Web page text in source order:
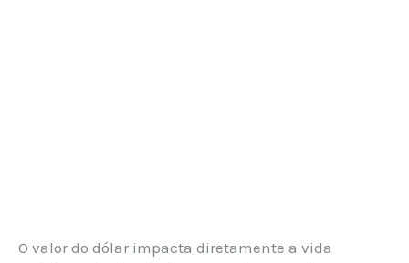
O valor do dólar impacta diretamente a vida